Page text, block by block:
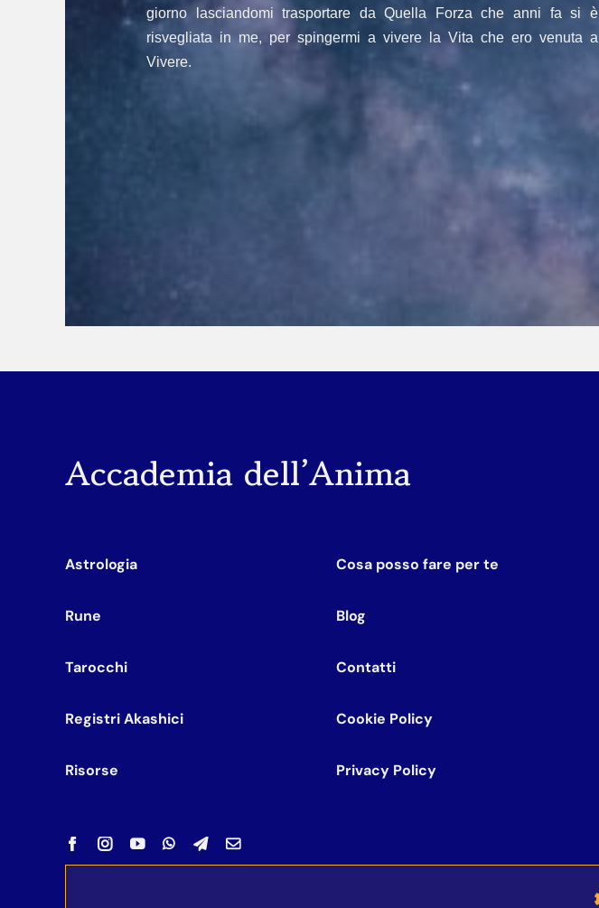
giorno lasciandomi trasportare da Quella Forza che anni fa si è
risvegliata in me, per spingermi a vivere la Vita che ero venuta a
Vivere.
Accademia dell’Anima
Astrologia
Rune
Tarocchi
Registri Akashici
Risorse
Cosa posso fare per te
Blog
Contatti
Cookie Policy
Privacy Policy